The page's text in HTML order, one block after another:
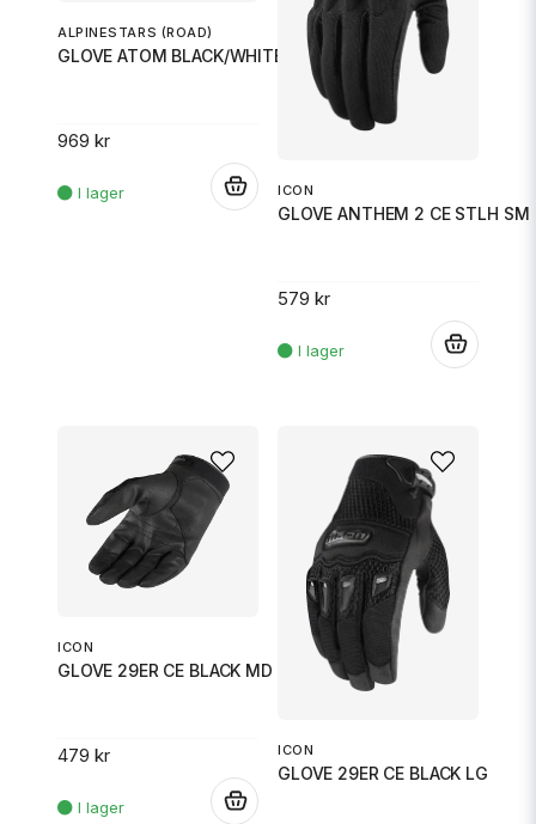
ALPINESTARS (ROAD)
GLOVE ATOM BLACK/WHITE 3X
969 kr
ICON
GLOVE ANTHEM 2 CE STLH SM
579 kr
ICON
GLOVE 29ER CE BLACK MD
479 kr ICON
GLOVE 29ER CE BLACK LG